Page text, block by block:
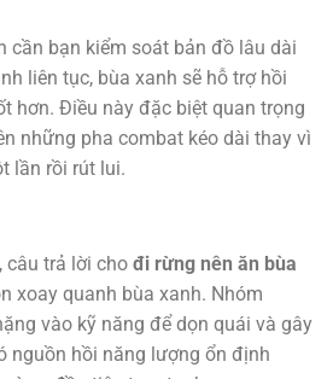
cần bạn kiểm soát bản đồ lâu dài
liên tục, bùa xanh sẽ hỗ trợ hồi
hơn. Điều này đặc biệt quan trọng
những pha combat kéo dài thay vì
lần rồi rút lui.
câu trả lời cho đi rừng nên ăn bùa
xoay quanh bùa xanh. Nhóm
vào kỹ năng để dọn quái và gây
nguồn hồi năng lượng ổn định